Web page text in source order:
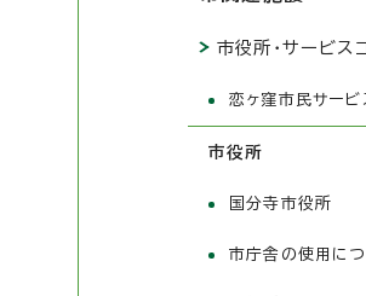
市役所・サービス
恋ヶ窪市民サービ
市役所
国分寺市役所
市庁舎の使用に